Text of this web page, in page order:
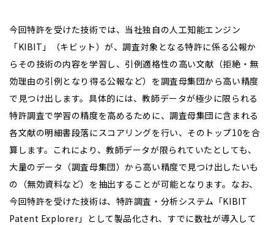
今回特許を受けた技術では、当社独自の人工知能エンジン
「KIBIT」（キビット）が、調査対象となる特許に係る公報か
らその技術の内容を学習し、引例適格性の高い文献（拒絶・無
効理由の引例となり得る公報など）を調査母集団から高い精度
で見つけ出します。具体的には、教師データが極少に限られる
特許調査で学習の精度を高めるために、調査母集団に含まれる
各文献の明細書段落にスコアリングを行い、そのトップ10を合
算します。これにより、教師データが限られていたとしても、
大量のデータ（調査母集団）から高い精度で見つけ出したいも
の（無効資料など）を抽出することが可能となります。なお、
今回特許を受けた技術は、特許調査・分析システム「KIBIT
Patent Explorer」として製品化され、すでに数社が導入して